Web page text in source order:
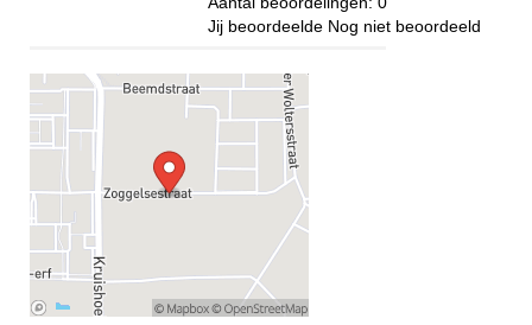
Jij beoordeelde Nog niet beoordeeld